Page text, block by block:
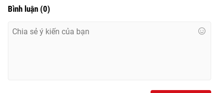
thông tin từ website này.
Bình luận (0)